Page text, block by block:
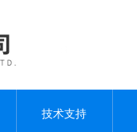
技术支持